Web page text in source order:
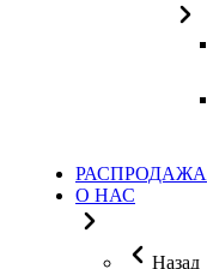
РАСПРОДАЖА
О НАС
Назад